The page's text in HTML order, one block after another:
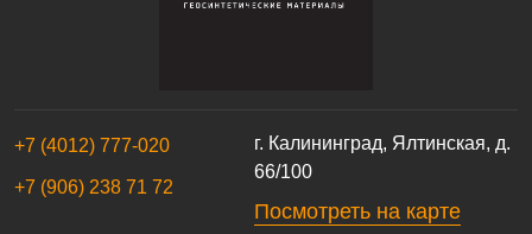
г. Калининград, Ялтинская, д.
66/100
Посмотреть на карте
+7 (4012) 777-020
+7 (906) 238 71 72